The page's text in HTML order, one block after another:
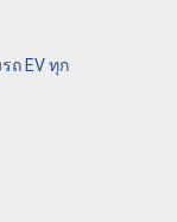
ถ EV ทุก